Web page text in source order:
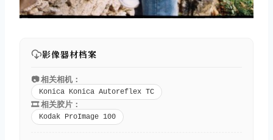
影像器材档案
📷 相关相机：
Konica Konica Autoreflex TC
🎞️ 相关胶片：
Kodak ProImage 100